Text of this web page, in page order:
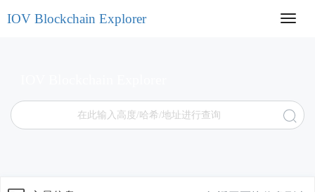
IOV Blockchain Explorer